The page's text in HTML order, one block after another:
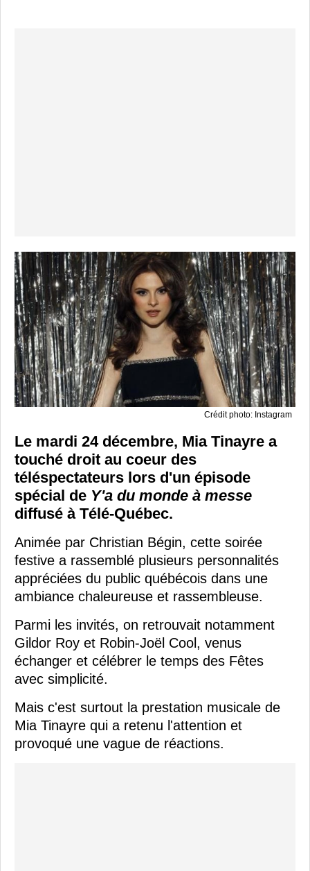
Crédit photo: Instagram
Le mardi 24 décembre, Mia Tinayre a
touché droit au coeur des
téléspectateurs lors d'un épisode
spécial de Y'a du monde à messe
diffusé à Télé-Québec.
Animée par Christian Bégin, cette soirée
festive a rassemblé plusieurs personnalités
appréciées du public québécois dans une
ambiance chaleureuse et rassembleuse.
Parmi les invités, on retrouvait notamment
Gildor Roy et Robin-Joël Cool, venus
échanger et célébrer le temps des Fêtes
avec simplicité.
Mais c'est surtout la prestation musicale de
Mia Tinayre qui a retenu l'attention et
provoqué une vague de réactions.